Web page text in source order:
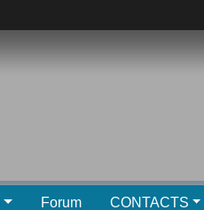
Forum CONTACTS